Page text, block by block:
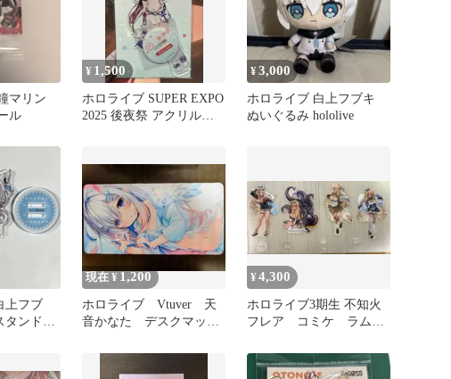
マリン
ル
¥ 1,500
ホロライブ SUPER EXPO
2025 後夜祭 アクリルス
¥3,000
ホロライブ 白上フブキ
ぬいぐるみ hololive
フブ
タンド
現在 ¥ 1,200
ホロライブ Vtuver 天
音かなた デスクマッ
スパッド
¥4,300
ホロライブ3期生 不知火
フレア コミケ ラムレ
ドセット